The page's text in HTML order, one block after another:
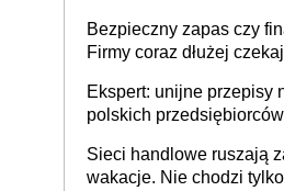
Bezpieczny zapas czy
Firmy coraz dłużej
Ekspert: unijne przepisy
polskich
Sieci handlowe ruszają
wakacje. Nie chodzi